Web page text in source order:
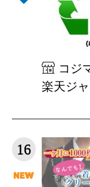
コジ
楽天ジ
16